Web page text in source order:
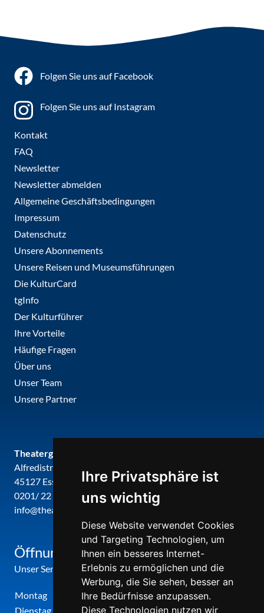
Ihre Privatsphäre ist
uns wichtig
Diese Website verwendet Cookies
und Targeting Technologien, um
Ihnen ein besseres Internet-
Erlebnis zu ermöglichen und die
Werbung, die Sie sehen, besser an
Ihre Bedürfnisse anzupassen.
Diese Technologien nutzen wir
Folgen Sie uns auf Facebook
Folgen Sie uns auf Instagram
Kontakt
FAQ
Newsletter
Newsletter abmelden
Allgemeine Geschäftsbedingungen
Impressum
Datenschutz
Unsere Abonnements
Unsere Reisen und Museumsführungen
Die KulturCard
tgInfo
Der Kulturführer
Ihre Vorteile
Häufige Fragen
Über uns
Unser Team
Unsere Partner
Theatergemeinde metropole ruhr
Alfredistr. 32
45127 Essen
0201/ 22 22 29
info@theatergemeinde-metropole-ruhr.de
Öffnungszeiten
Unser Service-Center ist zu folgenden Zeiten geöffnet
Montag
12:00 Uhr - 17:00 Uhr
Dienstag
09:00 Uhr - 12:00 Uhr